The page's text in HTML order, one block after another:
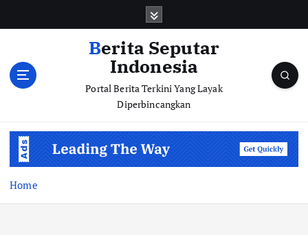
Berita Seputar
Indonesia
Portal Berita Terkini Yang Layak
Diperbincangkan
Home